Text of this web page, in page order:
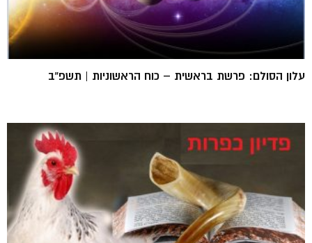
עלון הסולם: פרשת בראשית – כוח הראשוניות | תשפ”ב